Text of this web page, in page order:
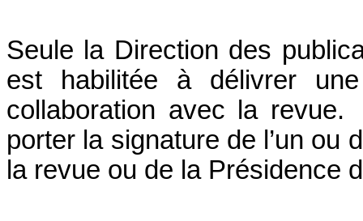
Seule la Direction des
est habilitée à délivrer
collaboration avec la revue.
porter la signature de l’un ou
la revue ou de la Présidence